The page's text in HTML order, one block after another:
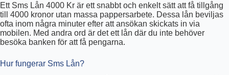
Ett Sms Lån 4000 Kr är ett snabbt och enkelt sätt att få tillgång
till 4000 kronor utan massa pappersarbete. Dessa lån beviljas
ofta inom några minuter efter att ansökan skickats in via
mobilen. Med andra ord är det ett lån där du inte behöver
besöka banken för att få pengarna.
Hur fungerar Sms Lån?